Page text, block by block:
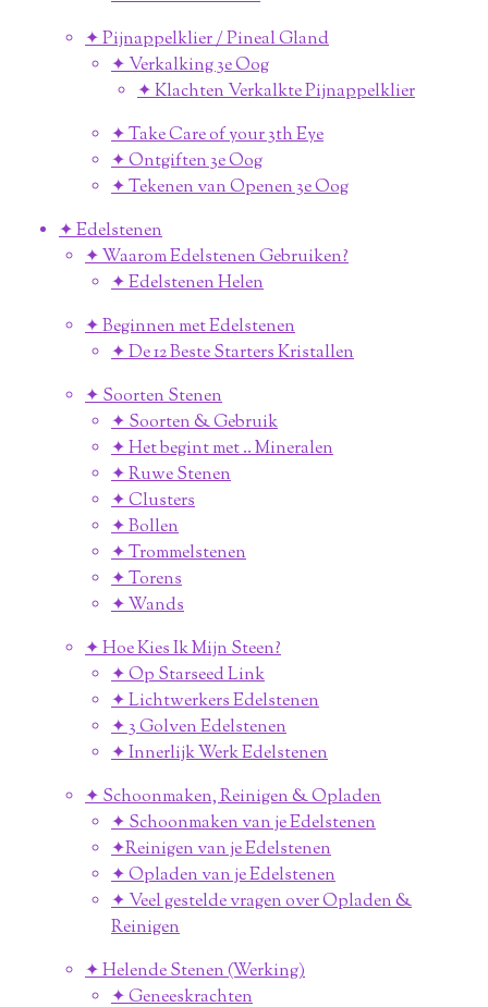
✦ Pijnappelklier / Pineal Gland
✦ Verkalking 3e Oog
✦ Klachten Verkalkte Pijnappelklier
✦ Take Care of your 3th Eye
✦ Ontgiften 3e Oog
✦ Tekenen van Openen 3e Oog
✦ Edelstenen
✦ Waarom Edelstenen Gebruiken?
✦ Edelstenen Helen
✦ Beginnen met Edelstenen
✦ De 12 Beste Starters Kristallen
✦ Soorten Stenen
✦ Soorten & Gebruik
✦ Het begint met .. Mineralen
✦ Ruwe Stenen
✦ Clusters
✦ Bollen
✦ Trommelstenen
✦ Torens
✦ Wands
✦ Hoe Kies Ik Mijn Steen?
✦ Op Starseed Link
✦ Lichtwerkers Edelstenen
✦ 3 Golven Edelstenen
✦ Innerlijk Werk Edelstenen
✦ Schoonmaken, Reinigen & Opladen
✦ Schoonmaken van je Edelstenen
✦Reinigen van je Edelstenen
✦ Opladen van je Edelstenen
✦ Veel gestelde vragen over Opladen &
Reinigen
✦ Helende Stenen (Werking)
✦ Geneeskrachten